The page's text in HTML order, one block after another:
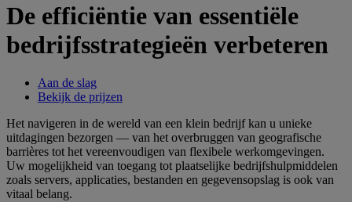
De efficiëntie van essentiële
bedrijfsstrategieën verbeteren
Aan de slag
Bekijk de prijzen
Het navigeren in de wereld van een klein bedrijf kan u unieke
uitdagingen bezorgen — van het overbruggen van geografische
barrières tot het vereenvoudigen van flexibele werkomgevingen.
Uw mogelijkheid van toegang tot plaatselijke bedrijfshulpmiddelen
zoals servers, applicaties, bestanden en gegevensopslag is ook van
vitaal belang.